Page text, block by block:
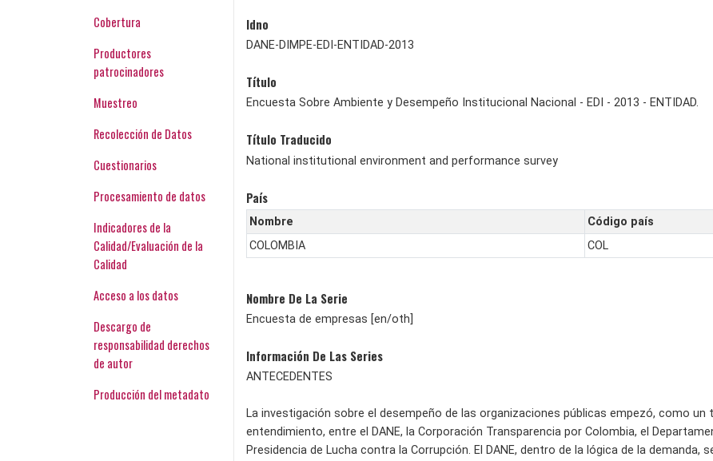
Cobertura
Productores
patrocinadores
Muestreo
Recolección de Datos
Cuestionarios
Procesamiento de datos
Indicadores de la
Calidad/Evaluación de la
Calidad
Acceso a los datos
Descargo de
responsabilidad derechos
de autor
Producción del metadato
Idno
DANE-DIMPE-EDI-ENTIDAD-2013
Título
Encuesta Sobre Ambiente y Desempeño Institucional Nacional - EDI - 2013 - ENTIDAD.
Título Traducido
National institutional environment and performance survey
País
Nombre
Código país
COLOMBIA
COL
Nombre De La Serie
Encuesta de empresas [en/oth]
Información De Las Series
ANTECEDENTES
La investigación sobre el desempeño de las organizaciones públicas empezó, como
entendimiento, entre el DANE, la Corporación Transparencia por Colombia, el
Presidencia de Lucha contra la Corrupción. El DANE, dentro de la lógica de la demanda,